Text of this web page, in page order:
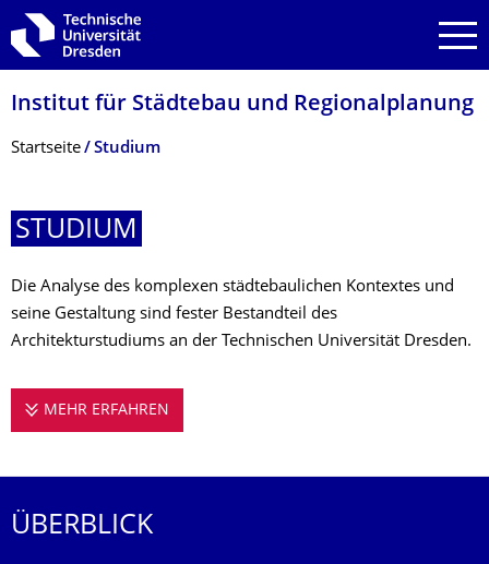
Zur Hauptnavigation springen
Zur Suche springen
Zum Inhalt springen
Institut für Städtebau und Regionalplanung
Breadcrumb-Menü
Startseite Studium
STUDIUM
Die Analyse des komplexen städtebaulichen Kontextes und
seine Gestaltung sind fester Bestandteil des
Architekturstudiums an der Technischen Universität Dresden.
MEHR ERFAHREN
ÜBERBLICK